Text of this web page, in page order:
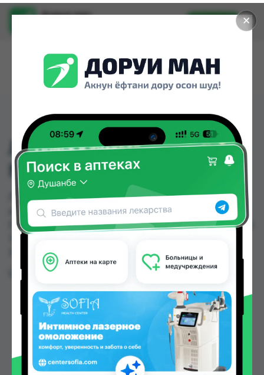
✕
Доруи ман
Установить
ЛИПРИМАР ТБ 10МГ
№100
ЛИПРИМАР ТБ 10МГ №100 можно купить или
заказать в аптеках, Арча, Нишон №1, Нишон №3,
Пульс, Релакс №1, Самсон фарм по цене от 42.00
Таджикистана
Цена: от42.00 TJS